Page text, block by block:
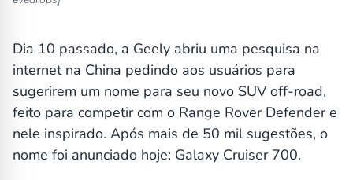
Dia 10 passado, a Geely abriu uma pesquisa na
internet na China pedindo aos usuários para
sugerirem um nome para seu novo SUV off-road,
feito para competir com o Range Rover Defender e
nele inspirado. Após mais de 50 mil sugestões, o
nome foi anunciado hoje: Galaxy Cruiser 700.